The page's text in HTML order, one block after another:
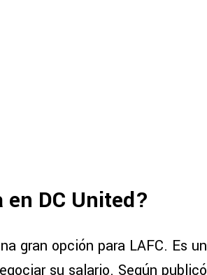
en DC United?
gran opción para LAFC. Es un
su salario. Según publicó